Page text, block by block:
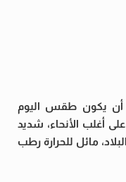
أن يكون طقس اليوم
على أغلب الأنحاء، شديد
مائل للحرارة رطب